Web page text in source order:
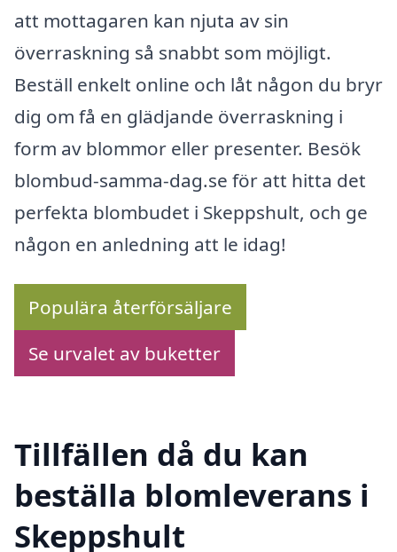
att mottagaren kan njuta av sin
överraskning så snabbt som möjligt.
Beställ enkelt online och låt någon du bryr
dig om få en glädjande överraskning i
form av blommor eller presenter. Besök
blombud-samma-dag.se för att hitta det
perfekta blombudet i Skeppshult, och ge
någon en anledning att le idag!
Populära återförsäljare
Se urvalet av buketter
Tillfällen då du kan
beställa blomleverans i
Skeppshult